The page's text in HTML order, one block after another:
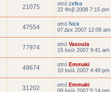
21075 από zefira
22 Φεβ 2008 7:15 pm
47554 από Nick
07 Δεκ 2007 12:08 am
77974 από Vasoula
15 Ιούλ 2007 9:41 am
49674 από Emmaki
10 Ιούλ 2007 4:49 pm
31202 από Emmaki
09 Ιούλ 2007 5:14 pm